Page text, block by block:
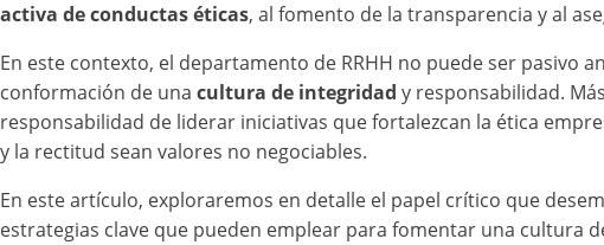
activa de conductas éticas, al fomento de la transparencia y al
En este contexto, el departamento de RRHH no puede ser pasivo
conformación de una cultura de integridad y responsabilidad.
responsabilidad de liderar iniciativas que fortalezcan la ética
y la rectitud sean valores no negociables.
En este artículo, exploraremos en detalle el papel crítico que
estrategias clave que pueden emplear para fomentar una cultura